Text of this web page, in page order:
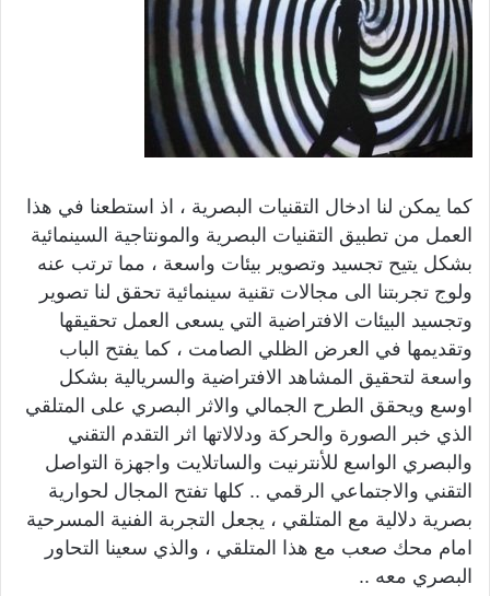
كما يمكن لنا ادخال التقنيات البصرية ، اذ استطعنا في هذا
العمل من تطبيق التقنيات البصرية والمونتاجية السينمائية
بشكل يتيح تجسيد وتصوير بيئات واسعة ، مما ترتب عنه
ولوج تجربتنا الى مجالات تقنية سينمائية تحقق لنا تصوير
وتجسيد البيئات الافتراضية التي يسعى العمل تحقيقها
وتقديمها في العرض الظلي الصامت ، كما يفتح الباب
واسعة لتحقيق المشاهد الافتراضية والسريالية بشكل
اوسع ويحقق الطرح الجمالي والاثر البصري على المتلقي
الذي خبر الصورة والحركة ودلالاتها اثر التقدم التقني
والبصري الواسع للأنترنيت والساتلايت واجهزة التواصل
التقني والاجتماعي الرقمي .. كلها تفتح المجال لحوارية
بصرية دلالية مع المتلقي ، يجعل التجربة الفنية المسرحية
امام محك صعب مع هذا المتلقي ، والذي سعينا التحاور
البصري معه ..